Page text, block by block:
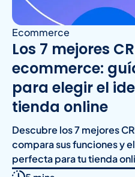
Ecommerce
Los 7 mejores
ecommerce:
para elegir el
tienda online
Descubre los 7 mejores
compara sus funciones y
perfecta para tu tienda